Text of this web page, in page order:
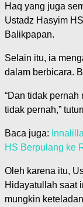
Haq yang juga
Ustadz Hasyim
Balikpapan.
Selain itu, ia
dalam berbicara.
“Dan tidak
tidak pernah,”
Baca juga:
HS Berpulang ke
Oleh karena itu,
Hidayatullah saat
mungkin